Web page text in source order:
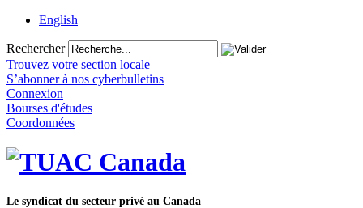
English
Rechercher
Trouvez votre section locale
S’abonner à nos cyberbulletins
Connexion
Bourses d'études
Coordonnées
Le syndicat du secteur privé au Canada